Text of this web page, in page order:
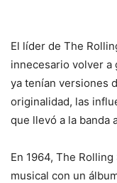
El líder de The
innecesario volver a
ya tenían versiones
originalidad, las
que llevó a la banda
En 1964, The
musical con un